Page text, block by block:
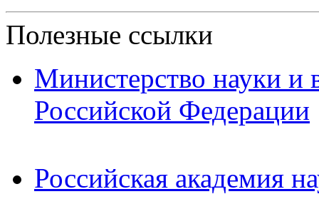
Полезные ссылки
Министерство науки и
Российской Федерации
Российская академия